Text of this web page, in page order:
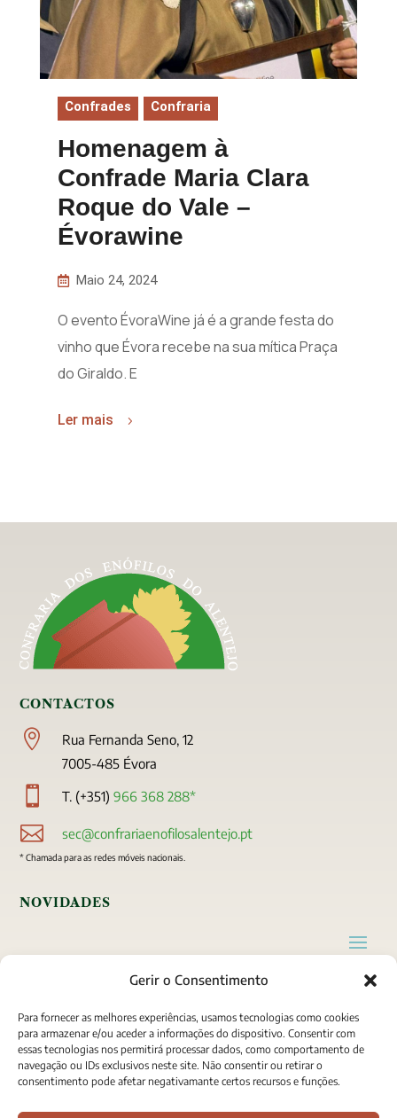
Gerir o Consentimento
Para fornecer as melhores experiências, usamos tecnologias como cookies
para armazenar e/ou aceder a informações do dispositivo. Consentir com
essas tecnologias nos permitirá processar dados, como comportamento de
navegação ou IDs exclusivos neste site. Não consentir ou retirar o
consentimento pode afetar negativamante certos recursos e funções.
Confrades Confraria
Homenagem à
Confrade Maria Clara
Roque do Vale –
Évorawine
Maio 24, 2024
O evento ÉvoraWine já é a grande festa do
vinho que Évora recebe na sua mítica Praça
do Giraldo. E
Ler mais
CONTACTOS

Rua Fernanda Seno, 12
7005-485 Évora
 T. (+351) 966 368 288*
 sec@confrariaenofilosalentejo.pt
* Chamada para as redes móveis nacionais.
NOVIDADES
SIGA-NOS